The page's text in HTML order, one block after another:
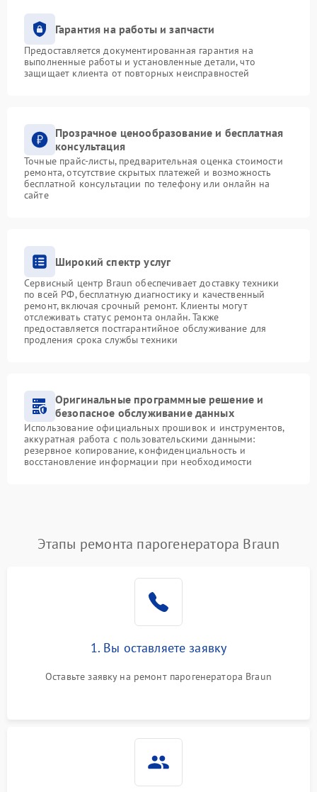
Гарантия на работы и запчасти
Предоставляется документированная гарантия на
выполненные работы и установленные детали, что
защищает клиента от повторных неисправностей
Прозрачное ценообразование и бесплатная
консультация
Точные прайс-листы, предварительная оценка стоимости
ремонта, отсутствие скрытых платежей и возможность
бесплатной консультации по телефону или онлайн на
сайте
Широкий спектр услуг
Сервисный центр Braun обеспечивает доставку техники
по всей РФ, бесплатную диагностику и качественный
ремонт, включая срочный ремонт. Клиенты могут
отслеживать статус ремонта онлайн. Также
предоставляется постгарантийное обслуживание для
продления срока службы техники
Оригинальные программные решение и
безопасное обслуживание данных
Использование официальных прошивок и инструментов,
аккуратная работа с пользовательскими данными:
резервное копирование, конфиденциальность и
восстановление информации при необходимости
Этапы ремонта парогенератора Braun
1. Вы оставляете заявку
Оставьте заявку на ремонт парогенератора Braun